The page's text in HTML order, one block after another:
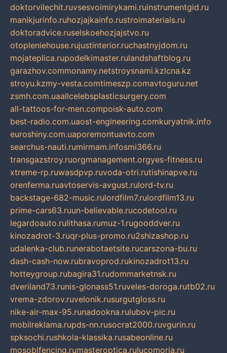
doktorvilechit.ruvsesvoimirykami.ruinstrumentgid.ru
manikjurinfo.ruhozjajkainfo.rustroimaterials.ru
doktoradvice.ruselskoehozjajstvo.ru
otopleniehouse.rujustinterior.ruchastnyjdom.ru
mojateplica.rupodelkimaster.rulandshaftblog.ru
garazhov.commonamy.netstroysnami.kzlcna.kz
stroyu.kzmy-vesta.comtimeszp.comavtoguru.net
zsmh.com.uaallcelebsplasticsurgery.com
all-tattoos-for-men.compoisk-auto.com
best-radio.com.uaost-engineering.comkuryatnik.info
euroshiny.com.uaporemontuavto.com
searchus-nauti.rumirmam.infosmi366.ru
transgazstroy.ruorgmanagement.orgyes-fitness.ru
xtreme-rp.ruwasdpvp.ruvoda-otri.rutishinapve.ru
orenferma.ruavtoservis-avgust.rulord-tv.ru
backstage-682-music.rulordfilm7.rulordfilm13.ru
prime-cars63.ruun-believable.rucodetool.ru
legardoauto.rulithasa.rumuz-1.rugooddver.ru
kinozadrot-3.ruqr-plus-promo.ru2shizashop.ru
udalenka-club.runerabotaetsite.rucarszona-bu.ru
dash-cash-now.rubravoprod.rukinozadrot13.ru
hotteygroup.rubagira31.rudommarketnsk.ru
dveriland73.runis-glonass51.ruveles-doroga.rutb02.ru
vrema-zdorov.ruvelonik.rusurgutgloss.ru
nike-air-max-95.runadookna.rulubov-pic.ru
mobilreklama.rupds-nn.rusocrat2000.ruvgurin.ru
spksochi.rushkola-klassika.rusabeonline.ru
mosoblfencing.rumasteroptica.rulucomoria.ru